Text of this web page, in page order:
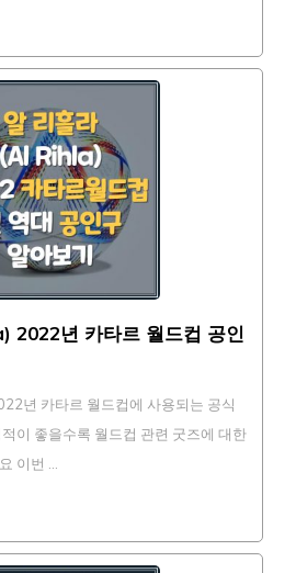
2022년 카타르 월드컵 공인
년 카타르 월드컵에 사용되는 공식
이 좋을수록 월드컵 관련 굿즈에 대한
이번 …